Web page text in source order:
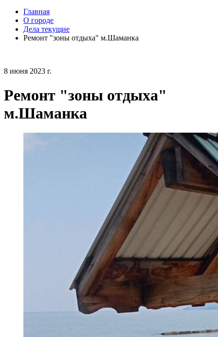
Главная
О городе
Дела текущие
Ремонт "зоны отдыха" м.Шаманка
8 июня 2023 г.
Ремонт "зоны отдыха"
м.Шаманка